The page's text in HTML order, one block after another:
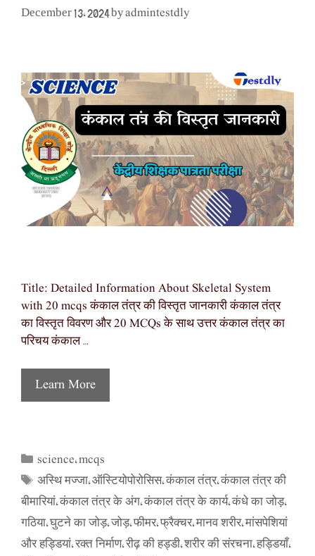
December 13, 2024 byadmintestdly
Title: Detailed Information About Skeletal System
with 20 mcqs कंकाल तंत्र की विस्तृत जानकारी कंकाल तंत्र
का विस्तृत विवरण और 20 MCQs के साथ उत्तर कंकाल तंत्र का
परिचय कंकाल …
Learn More
Categories
science,mcqs
Tags
अस्थि मज्जा,ऑस्टियोपोरोसिस,कंकाल तंत्र,कंकाल तंत्र की
बीमारियां, कंकाल तंत्र के अंग, कंकाल तंत्र के कार्य, कंधे का जोड़,
गठिया, घुटने का जोड़, जोड़, फीमर, फ्रैक्चर, मानव शरीर, मांसपेशियां
और हड्डियां, रक्त निर्माण, रीढ़ की हड्डी, शरीर की संरचना, हड्डियाँ,